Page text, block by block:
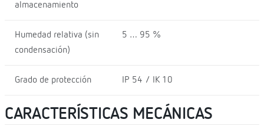
almacenamiento
Humedad relativa (sin
condensación)
5 … 95 %
Grado de protección IP 54 / IK 10
CARACTERÍSTICAS MECÁNICAS